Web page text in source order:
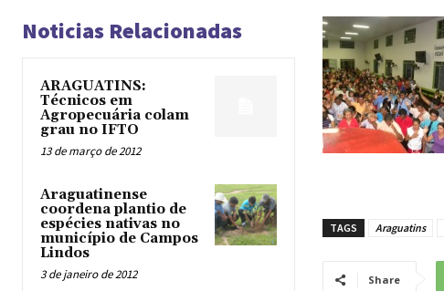
Noticias Relacionadas
ARAGUATINS:
Técnicos em
Agropecuária colam
grau no IFTO
13 de março de 2012
Araguatinense
coordena plantio de
espécies nativas no
município de Campos
Lindos
3 de janeiro de 2012
TAGS Araguatins
Share